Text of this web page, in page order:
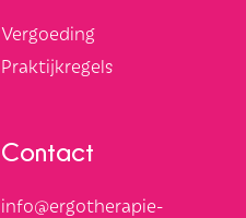
Vergoeding
Praktijkregels
Contact
info@ergotherapie-